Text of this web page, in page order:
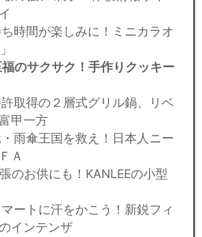
時間が楽しみに！ミニカラオ
のサクサク！手作りクッキー
取得の２層式グリル鍋、リベ
甲一方
雨傘王国を救え！日本人ニー
Ａ
のお供にも！KANLEEの小型
ートに汗をかこう！新鋭フィ
インテンザ